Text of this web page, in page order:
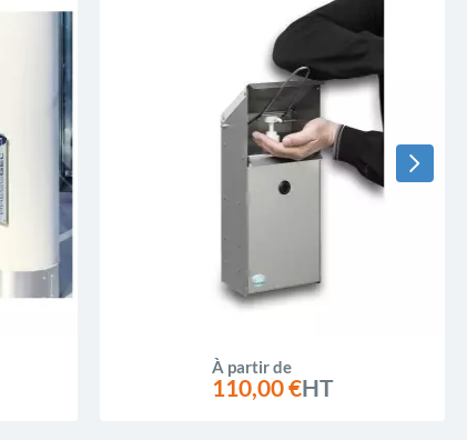
À partir de
110,00 €HT